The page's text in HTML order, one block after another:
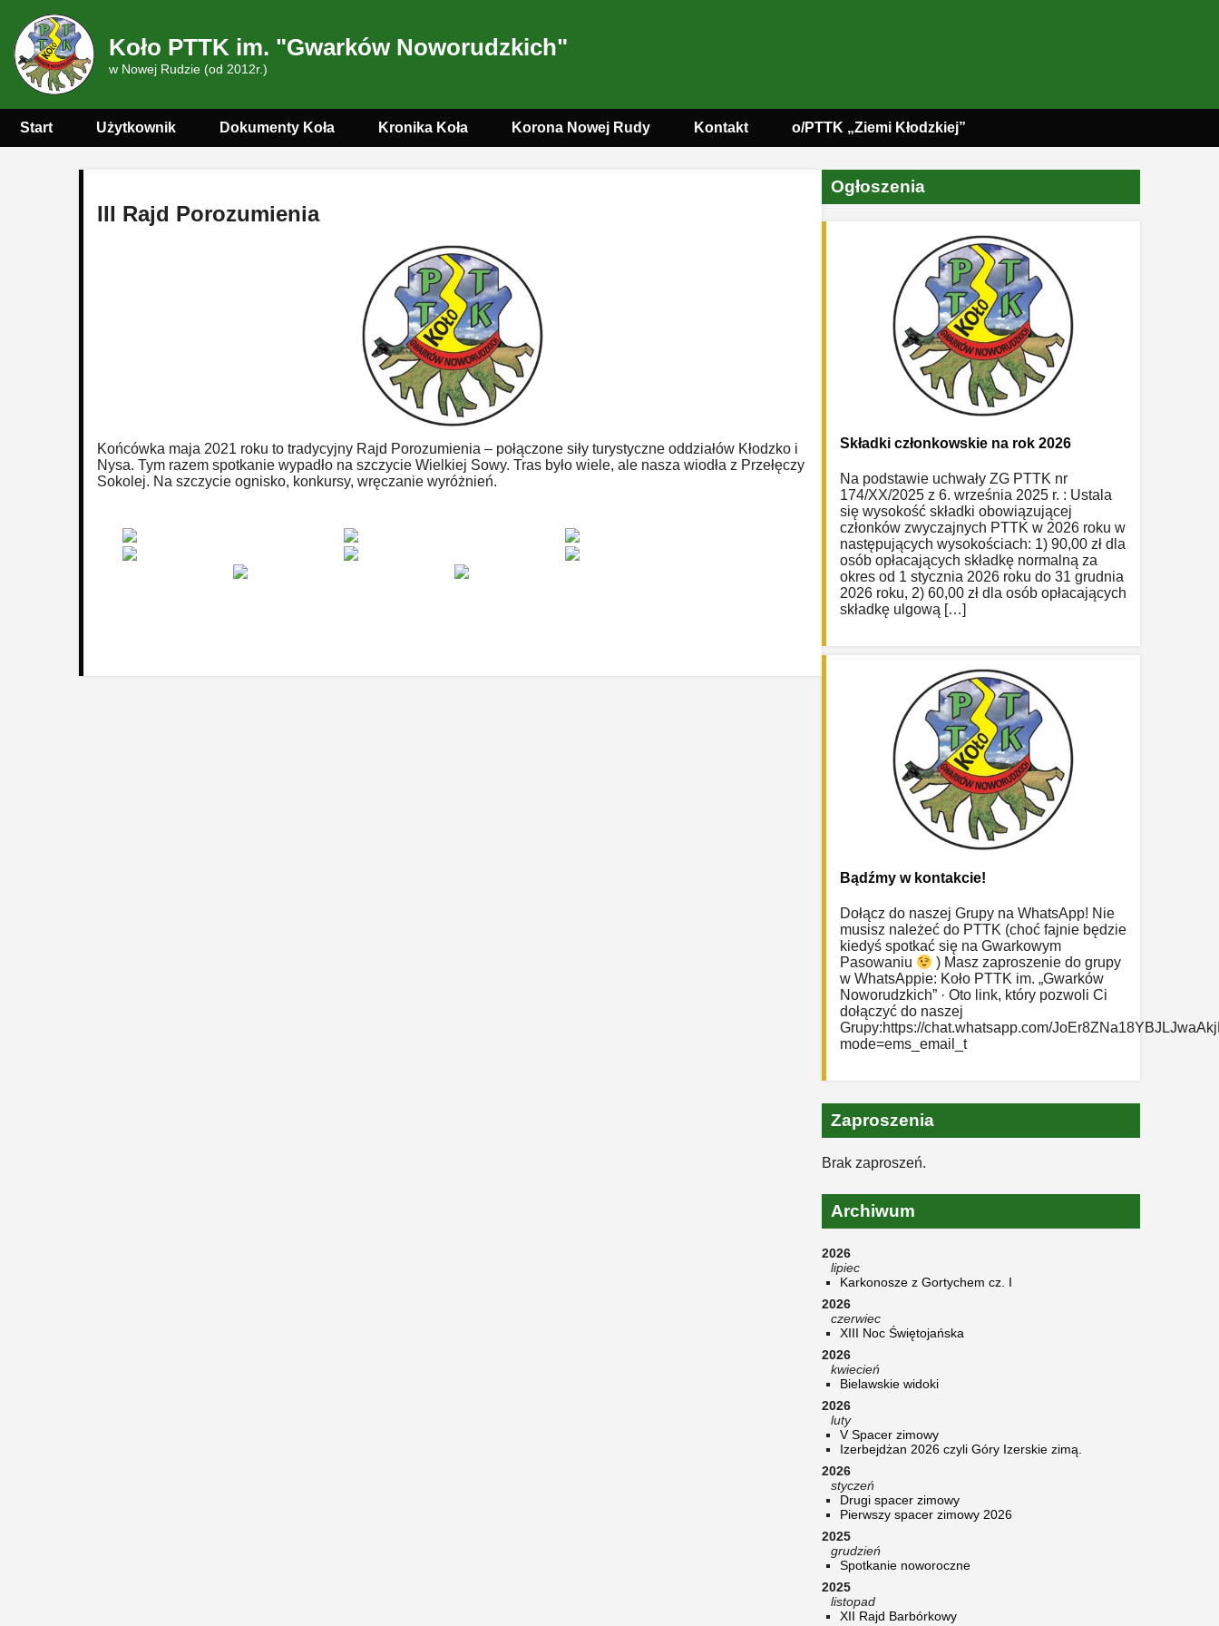
Koło PTTK im. "Gwarków Noworudzkich"
w Nowej Rudzie (od 2012r.)
Start Użytkownik Dokumenty Koła Kronika Koła Korona Nowej Rudy Kontakt o/PTTK „Ziemi Kłodzkiej”
III Rajd Porozumienia
Końcówka maja 2021 roku to tradycyjny Rajd Porozumienia – połączone siły turystyczne oddziałów Kłodzko i
Nysa. Tym razem spotkanie wypadło na szczycie Wielkiej Sowy. Tras było wiele, ale nasza wiodła z Przełęczy
Sokolej. Na szczycie ognisko, konkursy, wręczanie wyróżnień.
Ogłoszenia
Składki członkowskie na rok 2026
Na podstawie uchwały ZG PTTK nr
174/XX/2025 z 6. września 2025 r. : Ustala
się wysokość składki obowiązującej
członków zwyczajnych PTTK w 2026 roku w
następujących wysokościach: 1) 90,00 zł dla
osób opłacających składkę normalną za
okres od 1 stycznia 2026 roku do 31 grudnia
2026 roku, 2) 60,00 zł dla osób opłacających
składkę ulgową […]
Bądźmy w kontakcie!
Dołącz do naszej Grupy na WhatsApp! Nie
musisz należeć do PTTK (choć fajnie będzie
kiedyś spotkać się na Gwarkowym
Pasowaniu
) Masz zaproszenie do grupy
w WhatsAppie: ‎Koło PTTK im. „Gwarków
Noworudzkich” · Oto link, który pozwoli Ci
dołączyć do naszej
Grupy:https://chat.whatsapp.com/
mode=ems_email_t
Zaproszenia
Brak zaproszeń.
Archiwum
2026
lipiec
Karkonosze z Gortychem cz. I
2026
czerwiec
XIII Noc Świętojańska
2026
kwiecień
Bielawskie widoki
2026
luty
V Spacer zimowy
Izerbejdżan 2026 czyli Góry Izerskie zimą.
2026
styczeń
Drugi spacer zimowy
Pierwszy spacer zimowy 2026
2025
grudzień
Spotkanie noworoczne
2025
listopad
XII Rajd Barbórkowy